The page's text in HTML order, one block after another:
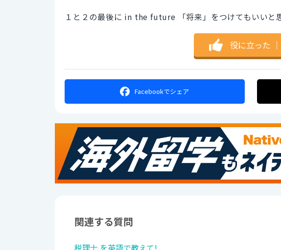
１と２の最後に in the future 「将来」をつけてもいいと思
役に立った ｜
Facebookでシェア
関連する質問